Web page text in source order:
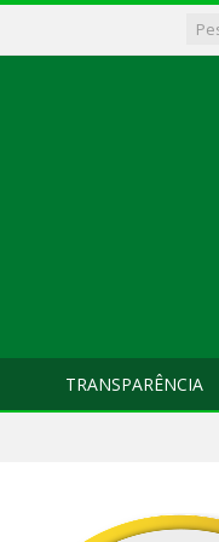
TRANSPARÊNCIA